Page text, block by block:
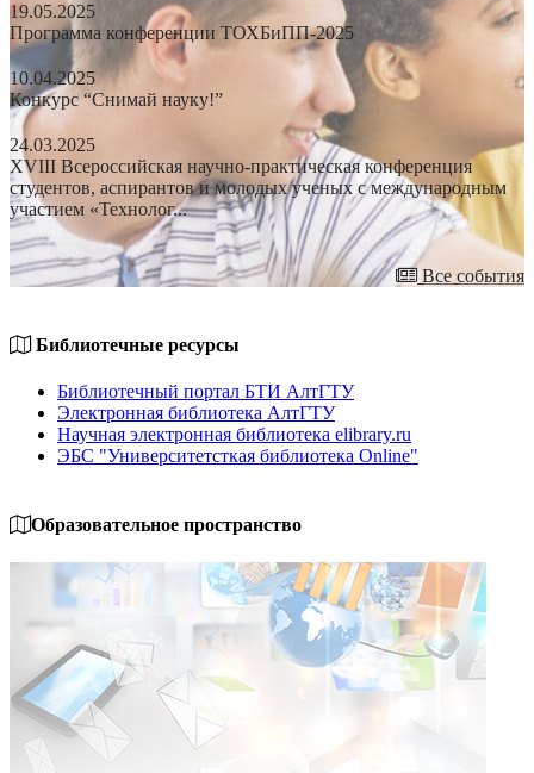
19.05.2025
Программа конференции ТОХБиПП-2025
10.04.2025
Конкурс “Снимай науку!”
24.03.2025
XVIII Всероссийская научно-практическая конференция
студентов, аспирантов и молодых ученых с международным
участием «Технолог...
Все события
Библиотечные ресурсы
Библиотечный портал БТИ АлтГТУ
Электронная библиотека АлтГТУ
Научная электронная библиотека elibrary.ru
ЭБС "Университетсткая библиотека Online"
Образовательное пространство